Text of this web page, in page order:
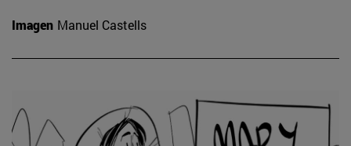
Imagen Manuel Castells